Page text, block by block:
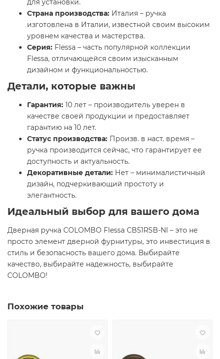
для установки.
Страна производства: Италия – ручка
изготовлена в Италии, известной своим высоким
уровнем качества и мастерства.
Серия: Flessa – часть популярной коллекции
Flessa, отличающейся своим изысканным
дизайном и функциональностью.
Детали, которые важны
Гарантия: 10 лет – производитель уверен в
качестве своей продукции и предоставляет
гарантию на 10 лет.
Статус производства: Произв. в наст. время –
ручка производится сейчас, что гарантирует ее
доступность и актуальность.
Декоративные детали: Нет – минималистичный
дизайн, подчеркивающий простоту и
элегантность.
Идеальный выбор для вашего дома
Дверная ручка COLOMBO Flessa CB51RSB-NI – это не
просто элемент дверной фурнитуры, это инвестиция в
стиль и безопасность вашего дома. Выбирайте
качество, выбирайте надежность, выбирайте
COLOMBO!
Похожие товары